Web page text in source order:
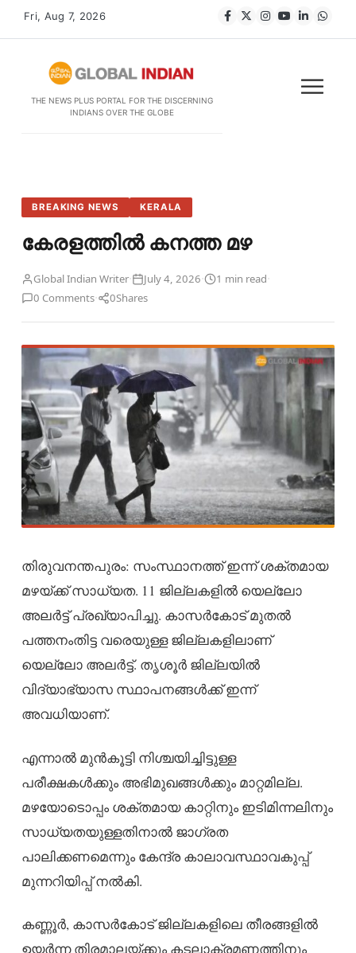
Fri, Aug 7, 2026
THE NEWS PLUS PORTAL FOR THE DISCERNING
INDIANS OVER THE GLOBE
BREAKING NEWS KERALA
കേരളത്തിൽ കനത്ത മഴ
Global Indian Writer· July 4, 2026· 1 min read·
0 Comments· 0Shares
തിരുവനന്തപുരം: സംസ്ഥാനത്ത് ഇന്ന് ശക്തമായ
മഴയ്ക്ക് സാധ്യത. 11 ജില്ലകളിൽ യെല്ലോ
അലർട്ട് പ്രഖ്യാപിച്ചു. കാസർകോട് മുതൽ
പത്തനംതിട്ട വരെയുള്ള ജില്ലകളിലാണ്
യെല്ലോ അലർട്ട്. തൃശൂർ ജില്ലയിൽ
വിദ്യാഭ്യാസ സ്ഥാപനങ്ങൾക്ക് ഇന്ന്
അവധിയാണ്.
എന്നാൽ മുൻകൂട്ടി നിശ്ചയിച്ചിട്ടുള്ള
പരീക്ഷകൾക്കും അഭിമുഖങ്ങൾക്കും മാറ്റമില്ല.
മഴയോടൊപ്പം ശക്തമായ കാറ്റിനും ഇടിമിന്നലിനും
സാധ്യതയുള്ളതിനാൽ ജാഗ്രത
പാലിക്കണമെന്നും കേന്ദ്ര കാലാവസ്ഥാവകുപ്പ്
മുന്നറിയിപ്പ് നൽകി.
കണ്ണൂർ, കാസര്‍കോട് ജില്ലകളിലെ തീരങ്ങളിൽ
ഉയർന്ന തിരമാലയ്ക്കും കടലാക്രമണത്തിനും